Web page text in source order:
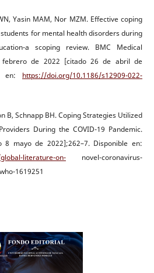
Yasin MAM, Nor MZM. Effective coping
for mental health disorders during
a scoping review. BMC Medical
febrero de 2022 [citado 26 de abril de
en: https://doi.org/10.1186/s12909-022-
B, Schnapp BH. Coping Strategies Utilized
During the COVID-19 Pandemic.
8 mayo de 2022];262–7. Disponible en:
literature-on-novel-coronavirus-
1619251